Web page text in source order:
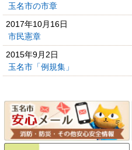
玉名市の市章
2017年10月16日
市民憲章
2015年9月2日
玉名市「例規集」